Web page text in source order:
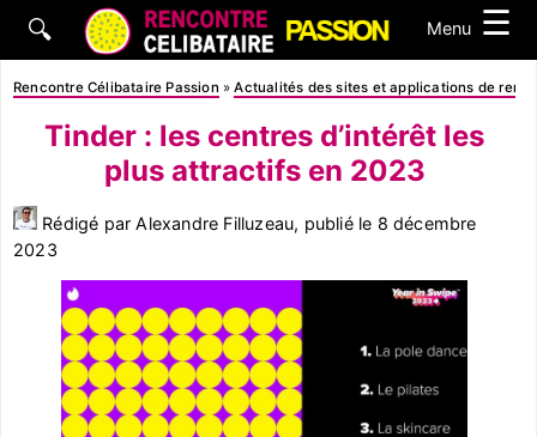
🔍 Menu ☰
Rencontre Célibataire Passion »Actualités des sites et applications de
Tinder : les centres d’intérêt les
plus attractifs en 2023
Rédigé par Alexandre Filluzeau, publié le 8 décembre
2023